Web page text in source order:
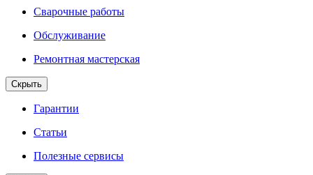
Сварочные работы
Обслуживание
Ремонтная мастерская
Скрыть
Гарантии
Статьи
Полезные сервисы